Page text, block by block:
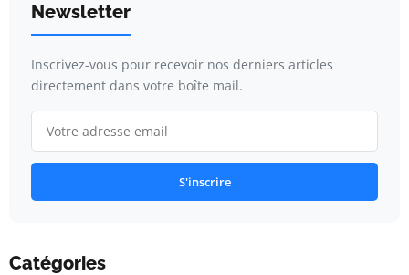
Newsletter
Inscrivez-vous pour recevoir nos derniers articles
directement dans votre boîte mail.
S'inscrire
Catégories